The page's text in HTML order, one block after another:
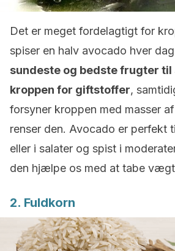
Det er meget fordelagtigt for
spiser en halv avocado hver
sundeste og bedste frugter til
kroppen for giftstoffer,
forsyner kroppen med masser
renser den. Avocado er perfekt
eller i salater og spist i
den hjælpe os med at tabe
2. Fuldkorn